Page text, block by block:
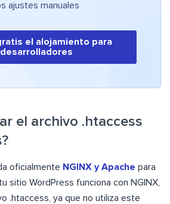
ajustes manuales
el alojamiento para
desarrolladores
el archivo .htaccess
oficialmente NGINX y Apache para
sitio WordPress funciona con NGINX,
.htaccess, ya que no utiliza este